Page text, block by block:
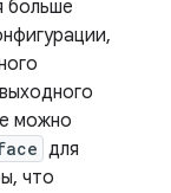
больше
можно
для
что